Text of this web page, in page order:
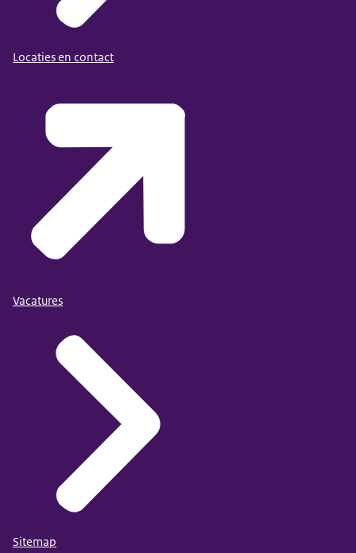
altijd om uw legitimatie.
naar de wachtruimte.
We proberen het gesprek natuurlijk
op de afgesproken tijd te starten.
Soms kunnen afspraken uitlopen
waardoor het wat langer duurt...
Bij de wachtruimte kunt
toiletten en de water automaat.
Ook is er voor
kinderen een speelhoek.
Als we zover zijn,
haalt de raadsonderzoeker u op.
U hoeft dus niet zelf
naar de gespreksruimte te zoeken.
Wie er bij een gesprek met de
Locaties en contact
Vacatures
Sitemap